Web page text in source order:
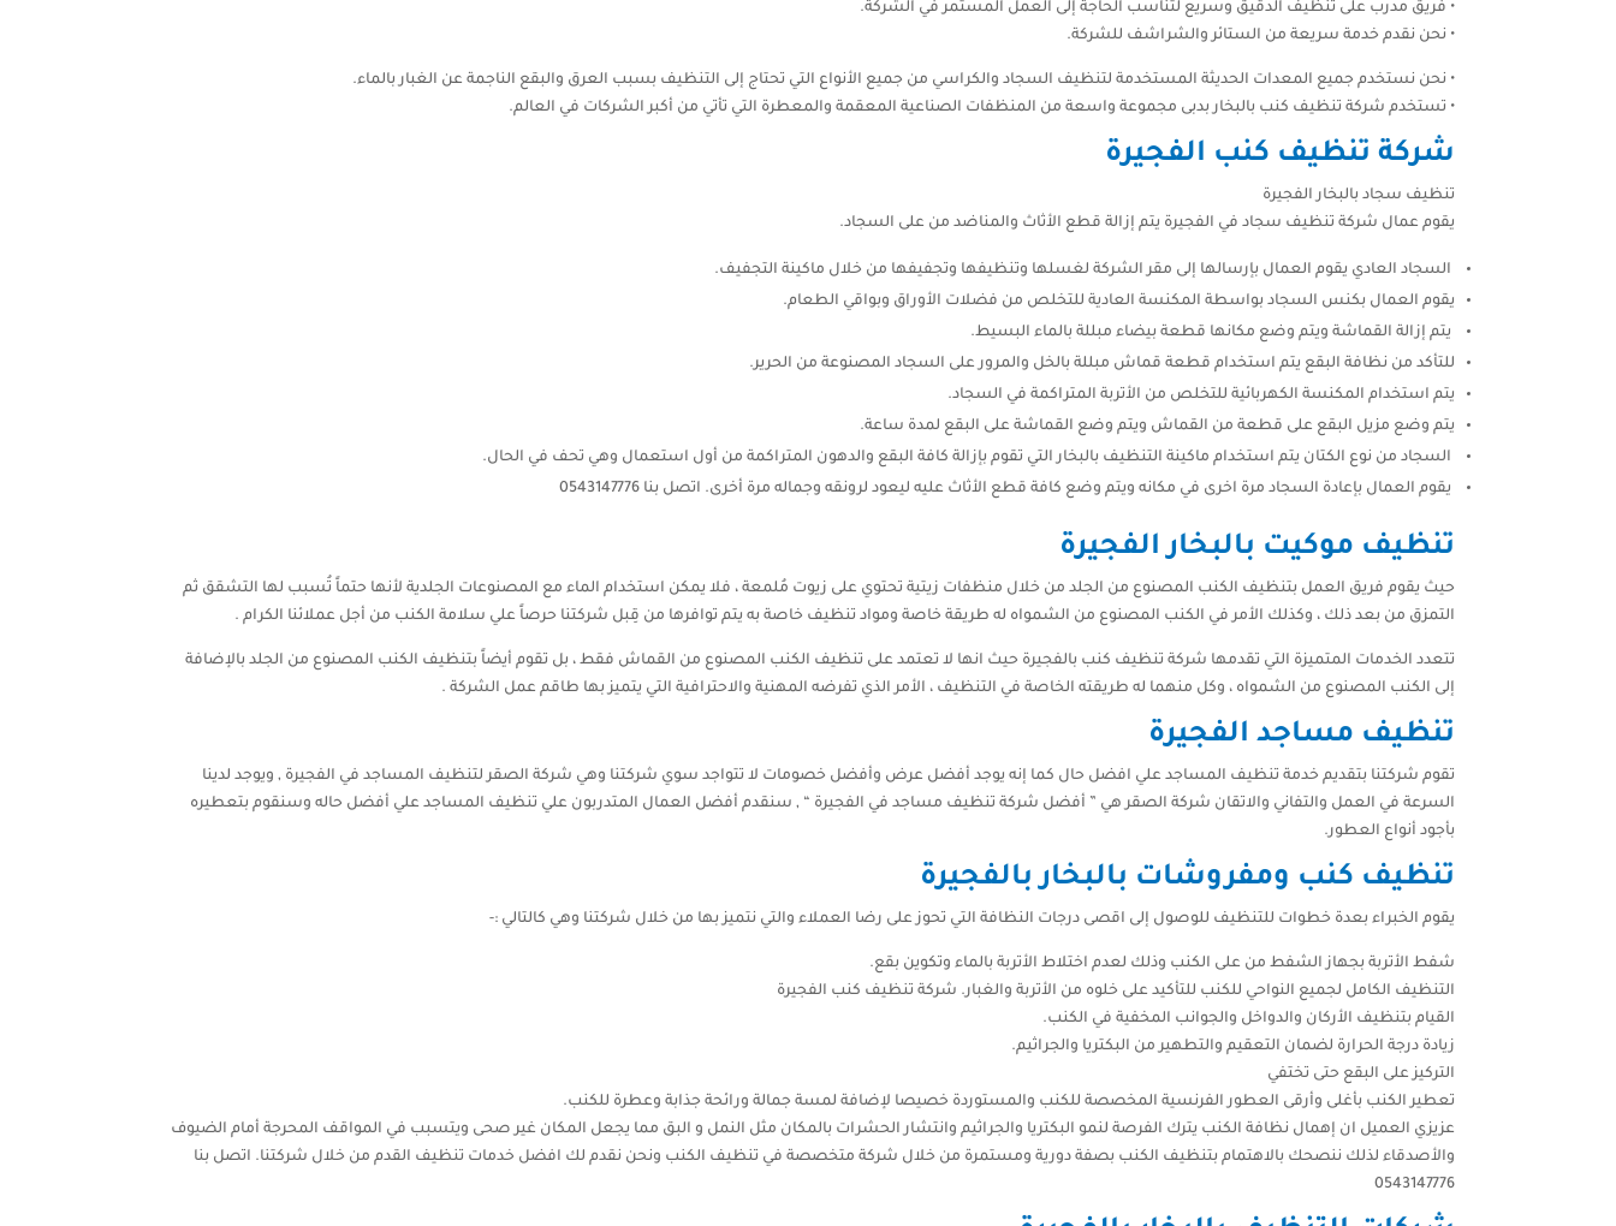
• فريق مدرب على تنظيف الدقيق وسريع لتناسب الحاجة إلى العمل المستمر في الشركة.
• نحن نقدم خدمة سريعة من الستائر والشراشف للشركة.
• نحن نستخدم جميع المعدات الحديثة المستخدمة لتنظيف السجاد والكراسي من جميع الأنواع التي تحتاج إلى التنظيف بسبب العرق والبقع الناجمة عن الغبار بالماء.
• تستخدم شركة تنظيف كنب بالبخار بدبى مجموعة واسعة من المنظفات الصناعية المعقمة والمعطرة التي تأتي من أكبر الشركات في العالم.
شركة تنظيف كنب الفجيرة
تنظيف سجاد بالبخار الفجيرة
يقوم عمال شركة تنظيف سجاد في الفجيرة يتم إزالة قطع الأثاث والمناضد من على السجاد.
السجاد العادي يقوم العمال بإرسالها إلى مقر الشركة لغسلها وتنظيفها وتجفيفها من خلال ماكينة التجفيف.
يقوم العمال بكنس السجاد بواسطة المكنسة العادية للتخلص من فضلات الأوراق وبواقي الطعام.
يتم إزالة القماشة ويتم وضع مكانها قطعة بيضاء مبللة بالماء البسيط.
للتأكد من نظافة البقع يتم استخدام قطعة قماش مبللة بالخل والمرور على السجاد المصنوعة من الحرير.
يتم استخدام المكنسة الكهربائية للتخلص من الأتربة المتراكمة في السجاد.
يتم وضع مزيل البقع على قطعة من القماش ويتم وضع القماشة على البقع لمدة ساعة.
السجاد من نوع الكتان يتم استخدام ماكينة التنظيف بالبخار التي تقوم بإزالة كافة البقع والدهون المتراكمة من أول استعمال وهي تحف في الحال.
يقوم العمال بإعادة السجاد مرة اخرى في مكانه ويتم وضع كافة قطع الأثاث عليه ليعود لرونقه وجماله مرة أخرى. اتصل بنا 0543147776
تنظيف موكيت بالبخار الفجيرة
حيث يقوم فريق العمل بتنظيف الكنب المصنوع من الجلد من خلال منظفات زيتية تحتوي على زيوت مُلمعة ، فلا يمكن استخدام الماء مع المصنوعات الجلدية لأنها حتماً تُسبب لها التشقق ثم
التمزق من بعد ذلك ، وكذلك الأمر في الكنب المصنوع من الشمواه له طريقة خاصة ومواد تنظيف خاصة به يتم توافرها من قِبل شركتنا حرصاً علي سلامة الكنب من أجل عملائنا الكرام .
تتعدد الخدمات المتميزة التي تقدمها شركة تنظيف كنب بالفجيرة حيث انها لا تعتمد على تنظيف الكنب المصنوع من القماش فقط ، بل تقوم أيضاً بتنظيف الكنب المصنوع من الجلد بالإضافة
إلى الكنب المصنوع من الشمواه ، وكل منهما له طريقته الخاصة في التنظيف ، الأمر الذي تفرضه المهنية والاحترافية التي يتميز بها طاقم عمل الشركة .
تنظيف مساجد الفجيرة
تقوم شركتنا بتقديم خدمة تنظيف المساجد علي افضل حال كما إنه يوجد أفضل عرض وأفضل خصومات لا تتواجد سوي شركتنا وهي شركة الصقر لتنظيف المساجد في الفجيرة , ويوجد لدينا
السرعة في العمل والتفاني والاتقان شركة الصقر هي ” أفضل شركة تنظيف مساجد في الفجيرة “ , سنقدم أفضل العمال المتدربون علي تنظيف المساجد علي أفضل حاله وسنقوم بتعطيره
بأجود أنواع العطور.
تنظيف كنب ومفروشات بالبخار بالفجيرة
يقوم الخبراء بعدة خطوات للتنظيف للوصول إلى اقصى درجات النظافة التي تحوز على رضا العملاء والتي نتميز بها من خلال شركتنا وهي كالتالي :-
شفط الأتربة بجهاز الشفط من على الكنب وذلك لعدم اختلاط الأتربة بالماء وتكوين بقع.
التنظيف الكامل لجميع النواحي للكنب للتأكيد على خلوه من الأتربة والغبار. شركة تنظيف كنب الفجيرة
القيام بتنظيف الأركان والدواخل والجوانب المخفية في الكنب.
زيادة درجة الحرارة لضمان التعقيم والتطهير من البكتريا والجراثيم.
التركيز على البقع حتى تختفي
تعطير الكنب بأغلى وأرقى العطور الفرنسية المخصصة للكنب والمستوردة خصيصا لإضافة لمسة جمالة ورائحة جذابة وعطرة للكنب.
عزيزي العميل ان إهمال نظافة الكنب يترك الفرصة لنمو البكتريا والجراثيم وانتشار الحشرات بالمكان مثل النمل و البق مما يجعل المكان غير صحى ويتسبب في المواقف المحرجة أمام الضيوف
والأصدقاء لذلك ننصحك بالاهتمام بتنظيف الكنب بصفة دورية ومستمرة من خلال شركة متخصصة في تنظيف الكنب ونحن نقدم لك افضل خدمات تنظيف القدم من خلال شركتنا. اتصل بنا
0543147776